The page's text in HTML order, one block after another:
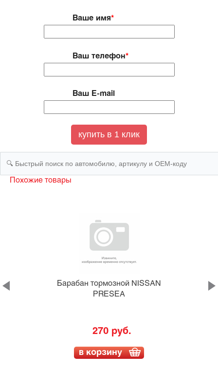
Ваше имя*
Ваш телефон*
Ваш E-mail
Похожие товары
Барабан тормозной NISSAN
PRESEA
270 руб.
в корзину